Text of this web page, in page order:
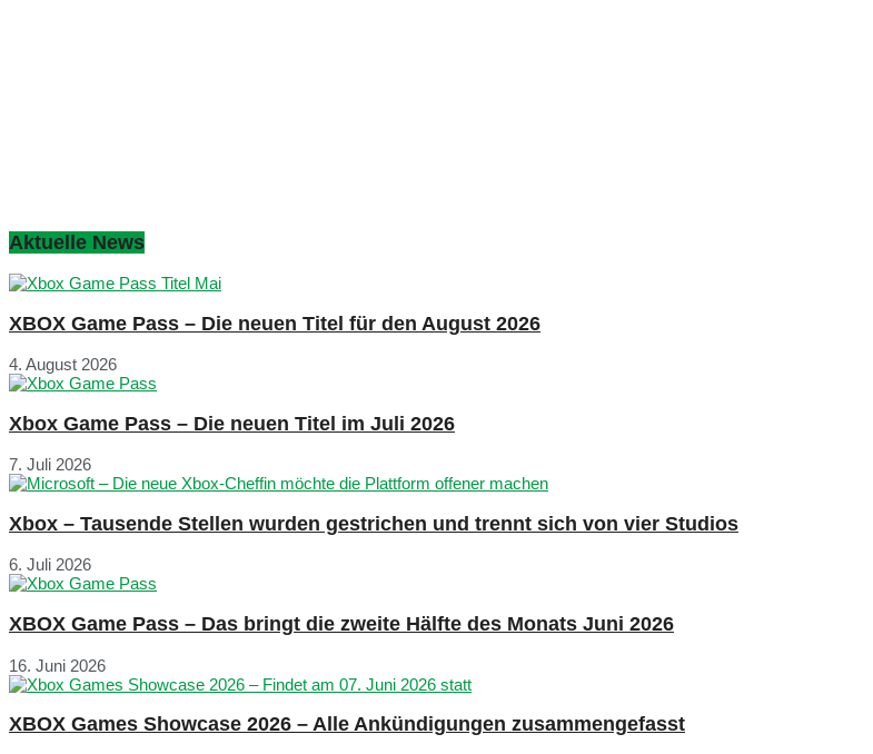
Aktuelle News
XBOX Game Pass – Die neuen Titel für den August 2026
4. August 2026
Xbox Game Pass – Die neuen Titel im Juli 2026
7. Juli 2026
Xbox – Tausende Stellen wurden gestrichen und trennt sich von vier Studios
6. Juli 2026
XBOX Game Pass – Das bringt die zweite Hälfte des Monats Juni 2026
16. Juni 2026
XBOX Games Showcase 2026 – Alle Ankündigungen zusammengefasst